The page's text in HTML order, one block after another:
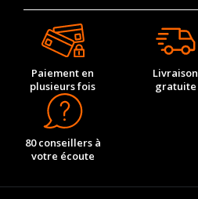
Paiement en
plusieurs fois
Livraison
gratuite
80 conseillers à
votre écoute